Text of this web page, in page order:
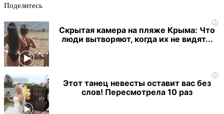
Поделитесь
i
Скрытая камера на пляже Крыма: Что
люди вытворяют, когда их не видят...
i
Этот танец невесты оставит вас без
слов! Пересмотрела 10 раз